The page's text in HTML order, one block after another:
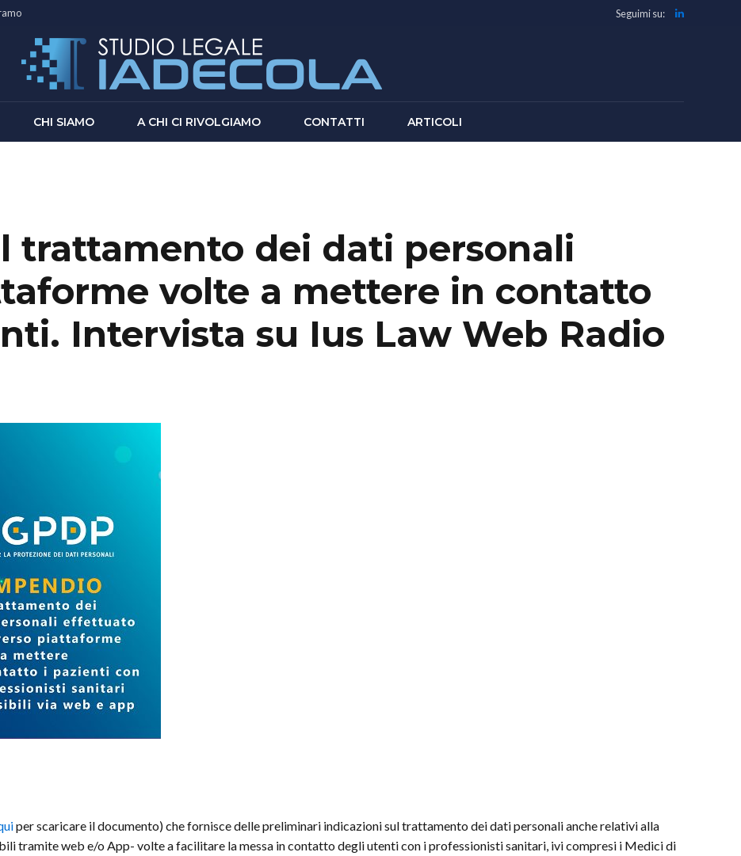
Seguimi su:
CHI SIAMO A CHI CI RIVOLGIAMO CONTATTI ARTICOLI
trattamento dei dati personali
volte a mettere in contatto
Intervista su Ius Law Web Radio
per scaricare il documento) che fornisce delle preliminari indicazioni sul trattamento dei dati personali anche relativi alla
tramite web e/o App- volte a facilitare la messa in contatto degli utenti con i professionisti sanitari, ivi compresi i Medici di